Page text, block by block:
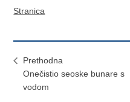
Stranica
Prethodna
Onečistio seoske bunare s
vodom